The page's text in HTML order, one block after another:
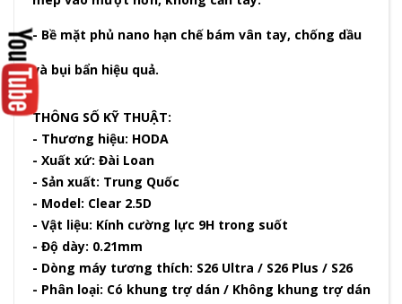
- Bề mặt phủ nano hạn chế bám vân tay, chống dầu
và bụi bẩn hiệu quả.
THÔNG SỐ KỸ THUẬT:
- Thương hiệu: HODA
- Xuất xứ: Đài Loan
- Sản xuất: Trung Quốc
- Model: Clear 2.5D
- Vật liệu: Kính cường lực 9H trong suốt
- Độ dày: 0.21mm
- Dòng máy tương thích: S26 Ultra / S26 Plus / S26
- Phân loại: Có khung trợ dán / Không khung trợ dán